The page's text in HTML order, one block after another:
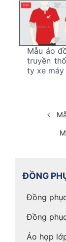
Mẫu áo
truyền
ty xe máy
ĐỒNG
Đồng
Đồng
Áo họp